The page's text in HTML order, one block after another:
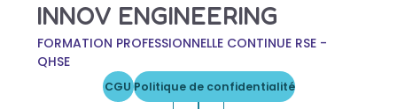
INNOV ENGINEERING
FORMATION PROFESSIONNELLE CONTINUE RSE -
QHSE
CGU Politique de confidentialité